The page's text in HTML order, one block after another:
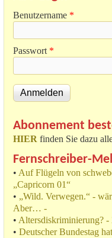
Benutzername *
Passwort *
Abonnement
HIER finden Sie dazu
Fernschreiber-
• Auf Flügeln von
„Capricorn 01“
• „Wild. Verwegen.“ -
Aber… -
• Altersdiskriminierung?
• Deutscher Bundestag